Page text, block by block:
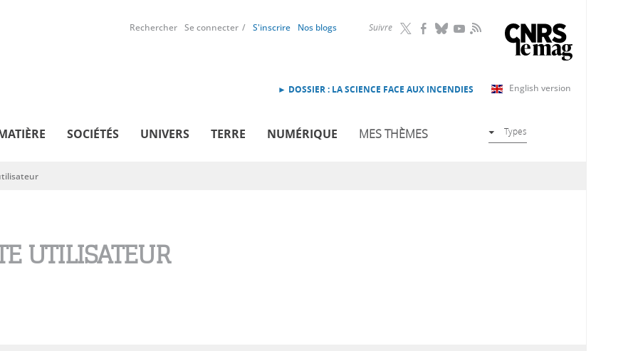
Suivre RSS
Rechercher Se connecter S'inscrire Nos blogs
English version
► DOSSIER : LA SCIENCE FACE AUX INCENDIES
SOCIÉTÉS UNIVERS TERRE NUMÉRIQUE MES THÈMES Types
UTILISATEUR